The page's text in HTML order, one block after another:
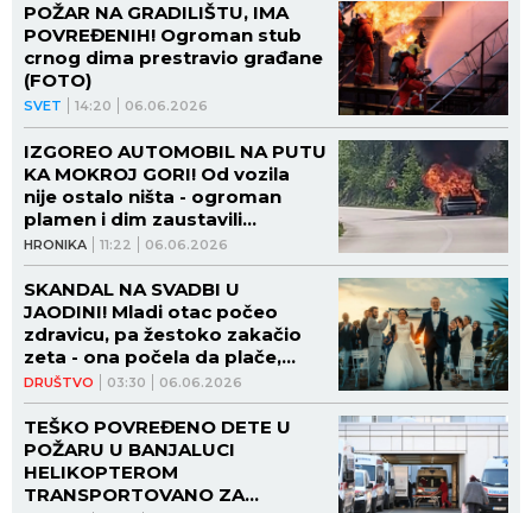
SVET 14:20 06.06.2026
POŽAR NA GRADILIŠTU, IMA
POVREĐENIH! Ogroman stub
crnog dima prestravio građane
(FOTO)
HRONIKA 11:22 06.06.2026
IZGOREO AUTOMOBIL NA PUTU
KA MOKROJ GORI! Od vozila
nije ostalo ništa - ogroman
plamen i dim zaustavili
saobraćaj! (VIDEO)
DRUŠTVO 03:30 06.06.2026
SKANDAL NA SVADBI U
JAODINI! Mladi otac počeo
zdravicu, pa žestoko zakačio
zeta - ona počela da plače,
zvanice napustile salu!
TEŠKO POVREĐENO DETE U
POŽARU U BANJALUCI
HELIKOPTEROM
TRANSPORTOVANO ZA